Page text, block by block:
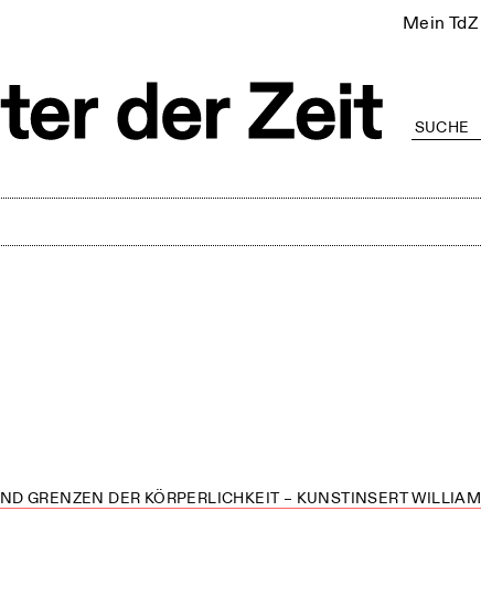
Mein TdZ
GRENZEN DER KÖRPERLICHKEIT – KUNSTINSERT WILLIAM